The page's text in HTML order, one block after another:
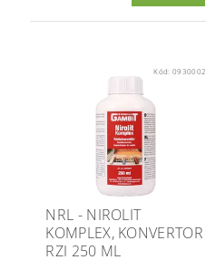
Kód: 0930002
NRL - NIROLIT
KOMPLEX, KONVERTOR
RZI 250 ML